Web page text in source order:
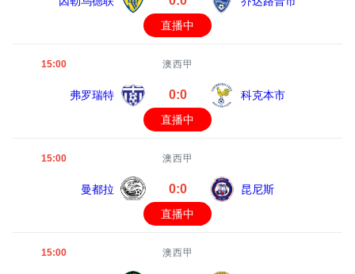
直播中
15:00 澳西甲
弗罗瑞特 0:0
科克本市
直播中
15:00 澳西甲
曼都拉 0:0
昆尼斯
直播中
15:00 澳西甲